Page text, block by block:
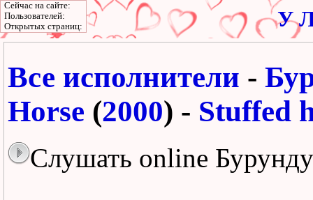
У
Все исполнители -
Horse (2000) - Stuffed
Слушать online
Сейчас на сайте:
Пользователей:
Открытых страниц: